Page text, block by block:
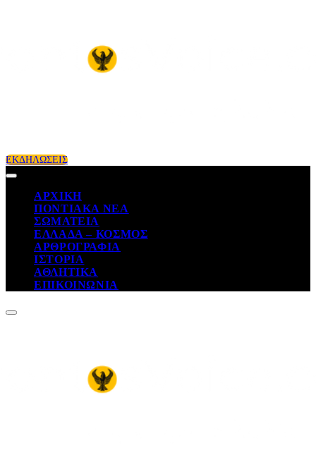
ΕΚΔΗΛΩΣΕΙΣ
ΑΡΧΙΚΗ
ΠΟΝΤΙΑΚΑ ΝΕΑ
ΣΩΜΑΤΕΙΑ
ΕΛΛΑΔΑ – ΚΟΣΜΟΣ
ΑΡΘΡΟΓΡΑΦΙΑ
ΙΣΤΟΡΙΑ
ΑΘΛΗΤΙΚΑ
ΕΠΙΚΟΙΝΩΝΙΑ